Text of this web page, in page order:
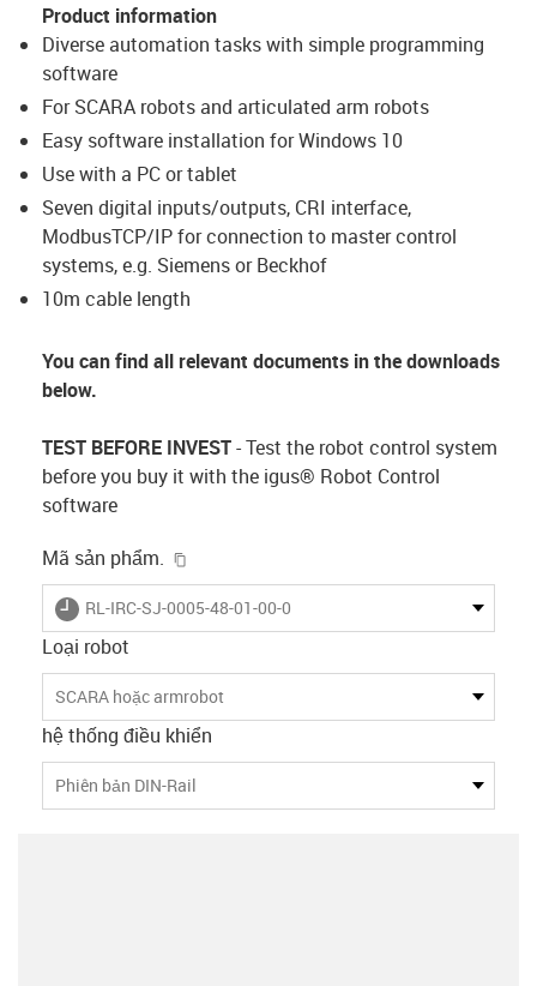
Product information
Diverse automation tasks with simple programming
software
For SCARA robots and articulated arm robots
Easy software installation for Windows 10
Use with a PC or tablet
Seven digital inputs/outputs, CRI interface,
ModbusTCP/IP for connection to master control
systems, e.g. Siemens or Beckhof
10m cable length
You can find all relevant documents in the downloads
below.
TEST BEFORE INVEST- Test the robot control system
before you buy it with the igus® Robot Control
software
Mã sản phẩm.
igus-icon-lieferzeit
RL-IRC-SJ-0005-48-01-00-0
Loại robot
SCARA hoặc armrobot
hệ thống điều khiển
Phiên bản DIN-Rail